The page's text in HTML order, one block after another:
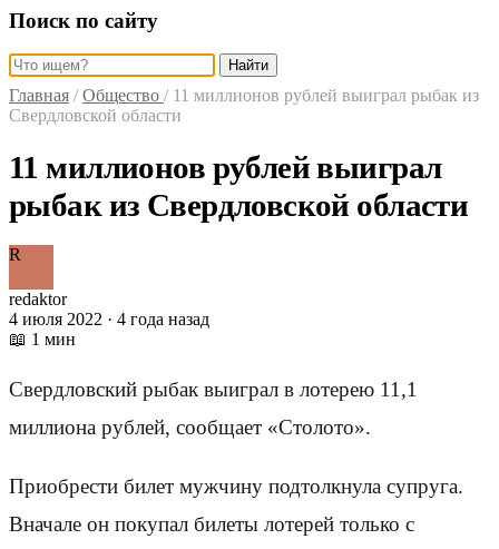
Поиск по сайту
Найти
Главная / Общество / 11 миллионов рублей выиграл рыбак из
Свердловской области
11 миллионов рублей выиграл
рыбак из Свердловской области
R
redaktor
4 июля 2022 · 4 года назад
📖 1 мин
Свердловский рыбак выиграл в лотерею 11,1
миллиона рублей, сообщает «Столото».
Приобрести билет мужчину подтолкнула супруга.
Вначале он покупал билеты лотерей только с